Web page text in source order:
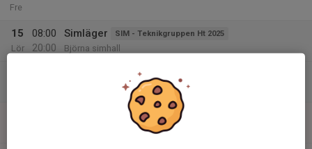
Fre
15
Lör
08:00
20:00
Simläger SIM - Teknikgruppen Ht 2025
Björna simhall
SIM - Nybörjargruppen Ht 2025
SIM - Nybörjargruppen Ht 2025